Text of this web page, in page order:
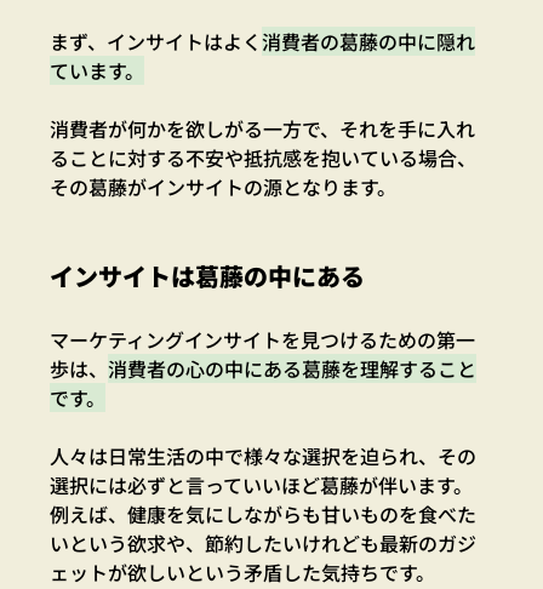
まず、インサイトはよく消費者の葛藤の中に隠れ
ています。
消費者が何かを欲しがる一方で、それを手に入れ
ることに対する不安や抵抗感を抱いている場合、
その葛藤がインサイトの源となります。
インサイトは葛藤の中にある
マーケティングインサイトを見つけるための第一
歩は、消費者の心の中にある葛藤を理解すること
です。
人々は日常生活の中で様々な選択を迫られ、その
選択には必ずと言っていいほど葛藤が伴います。
例えば、健康を気にしながらも甘いものを食べた
いという欲求や、節約したいけれども最新のガジ
ェットが欲しいという矛盾した気持ちです。